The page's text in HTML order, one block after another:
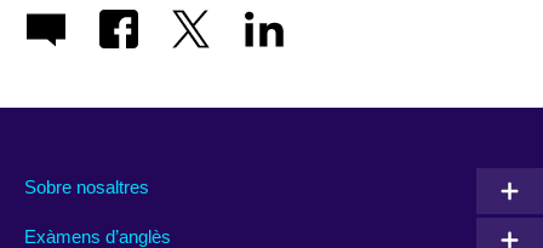
Sobre nosaltres
Exàmens d’anglès